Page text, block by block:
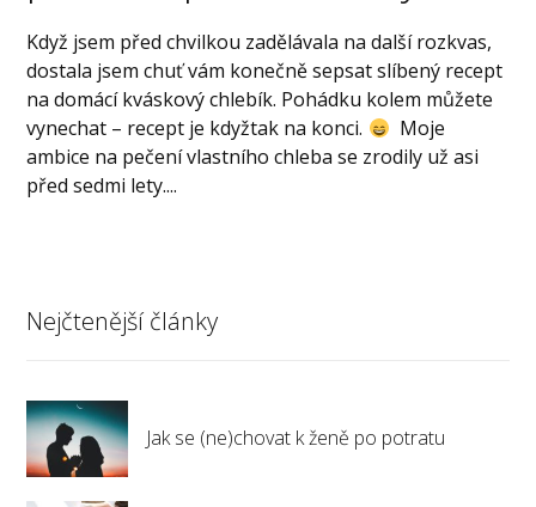
Když jsem před chvilkou zadělávala na další rozkvas,
dostala jsem chuť vám konečně sepsat slíbený recept
na domácí kváskový chlebík. Pohádku kolem můžete
vynechat – recept je kdyžtak na konci.
Moje
ambice na pečení vlastního chleba se zrodily už asi
před sedmi lety....
Nejčtenější články
Jak se (ne)chovat k ženě po potratu